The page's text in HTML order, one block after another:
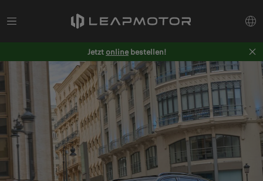
Jetzt online bestellen!